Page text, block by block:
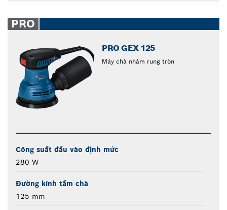
PRO
PRO GEX 125
Máy chà nhám rung tròn
Công suất đầu vào định mức
280 W
Đường kính tấm chà
125 mm